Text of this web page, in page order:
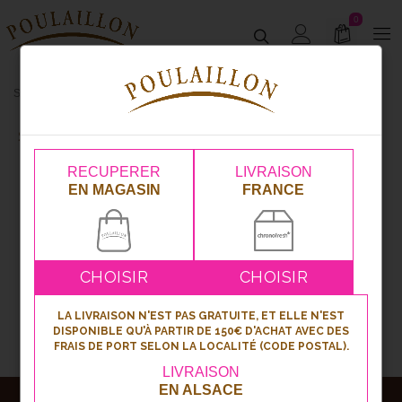
0
Snacking
Snacking
RECUPERER
EN MAGASIN
CHOISIR
LA LIVRAISON N'EST PAS GRATUITE, ET ELLE N'EST
DISPONIBLE QU'À PARTIR DE 150€ D'ACHAT AVEC DES
FRAIS DE PORT SELON LA LOCALITÉ (CODE POSTAL).
LIVRAISON
EN ALSACE
LIVRAISON
FRANCE
CHOISIR